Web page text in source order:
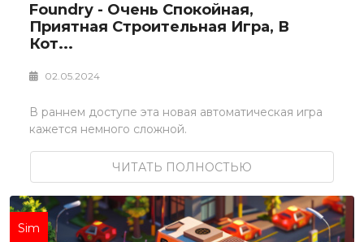
Foundry - Очень Спокойная,
Приятная Строительная Игра, В
Кот...
02.05.2024
В раннем доступе эта новая автоматическая игра
кажется немного сложной.
ЧИТАТЬ ПОЛНОСТЬЮ
Sim